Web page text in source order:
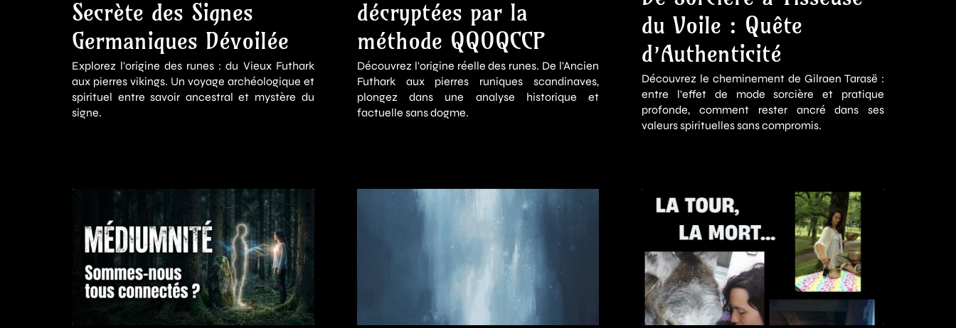
Secrète des Signes
Germaniques Dévoilée
Explorez l'origine des runes : du Vieux Futhark
aux pierres vikings. Un voyage archéologique et
spirituel entre savoir ancestral et mystère du
signe.
décryptées par la
méthode QQOQCCP
Découvrez l'origine réelle des runes. De l'Ancien
Futhark aux pierres runiques scandinaves,
plongez dans une analyse historique et
factuelle sans dogme.
du Voile : Quête
d’Authenticité
Découvrez le cheminement de Gilraen Tarasë :
entre l'effet de mode sorcière et pratique
profonde, comment rester ancré dans ses
valeurs spirituelles sans compromis.